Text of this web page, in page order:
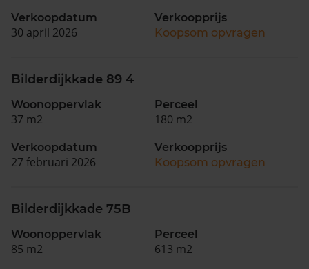
Verkoopdatum
30 april 2026
Verkoopprijs
Koopsom opvragen
Bilderdijkkade 89 4
Woonoppervlak
37 m2
Perceel
180 m2
Verkoopdatum
27 februari 2026
Verkoopprijs
Koopsom opvragen
Bilderdijkkade 75B
Woonoppervlak
85 m2
Perceel
613 m2